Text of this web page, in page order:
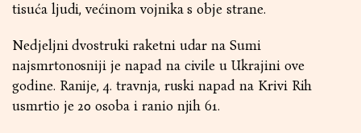
tisuća ljudi, većinom vojnika s obje strane.
Nedjeljni dvostruki raketni udar na Sumi
najsmrtonosniji je napad na civile u Ukrajini ove
godine. Ranije, 4. travnja, ruski napad na Krivi Rih
usmrtio je 20 osoba i ranio njih 61.